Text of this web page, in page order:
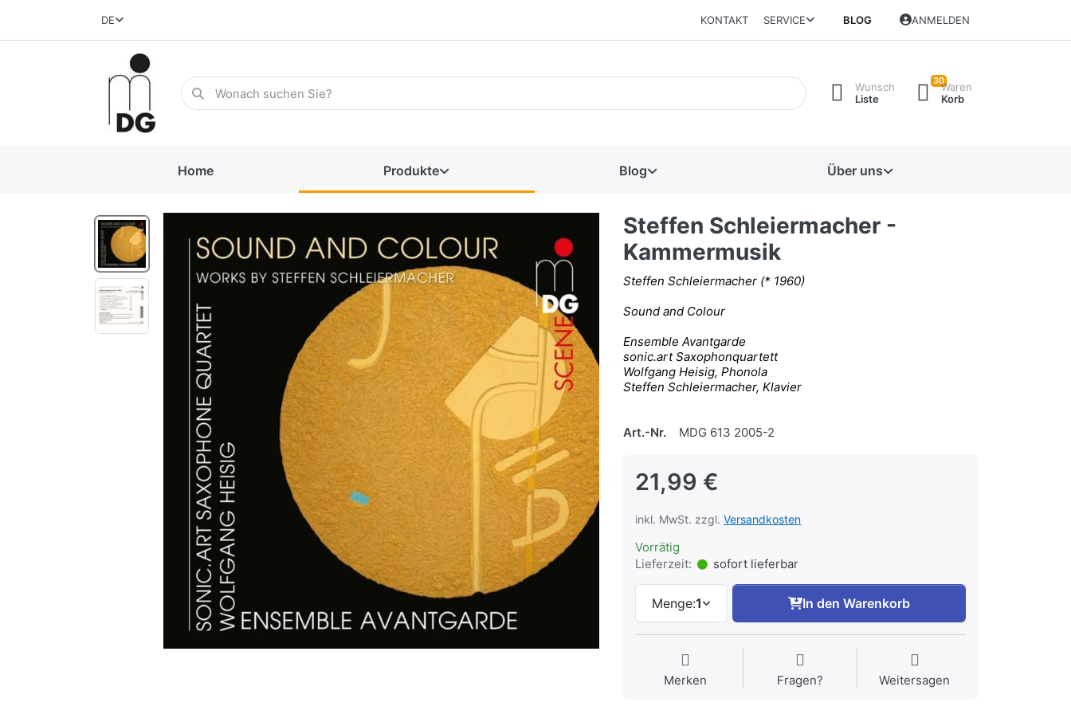
DE KONTAKT SERVICE BLOG ANMELDEN
Wunsch
Liste
30Waren
Korb
Home Produkte Blog Über uns
Steffen Schleiermacher -
Kammermusik
Steffen Schleiermacher (* 1960)
Sound and Colour
Ensemble Avantgarde
sonic.art Saxophonquartett
Wolfgang Heisig, Phonola
Steffen Schleiermacher, Klavier
Art.-Nr. MDG 613 2005-2
21,99 €
inkl. MwSt. zzgl. Versandkosten
Vorrätig
Lieferzeit:
sofort lieferbar
Menge:1 In den Warenkorb
Merken Fragen? Weitersagen